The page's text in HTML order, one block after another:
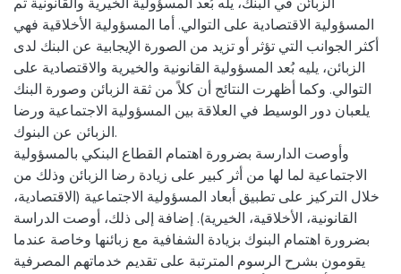
المسؤولية الاقتصادية على التوالي. أما المسؤولية الأخلاقية فهي
أكثر الجوانب التي تؤثر أو تزيد من الصورة الإيجابية عن البنك لدى
الزبائن، يليه بُعد المسؤولية القانونية والخيرية والاقتصادية على
التوالي. وكما أظهرت النتائج أن كلاً من ثقة الزبائن وصورة البنك
يلعبان دور الوسيط في العلاقة بين المسؤولية الاجتماعية ورضا
الزبائن عن البنوك.
وأوصت الدارسة بضرورة اهتمام القطاع البنكي بالمسؤولية
الاجتماعية لما لها من أثر كبير على زيادة رضا الزبائن وذلك من
خلال التركيز على تطبيق أبعاد المسؤولية الاجتماعية (الاقتصادية،
القانونية، الأخلاقية، الخيرية). إضافة إلى ذلك، أوصت الدراسة
بضرورة اهتمام البنوك بزيادة الشفافية مع زبائنها وخاصة عندما
يقومون بشرح الرسوم المترتبة على تقديم خدماتهم المصرفية